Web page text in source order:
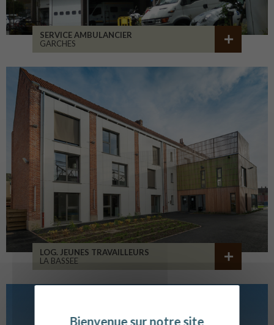
SERVICE AMBULANCIER
GARCHES
LOG. JEUNES TRAVAILLEURS
LA BASSEE